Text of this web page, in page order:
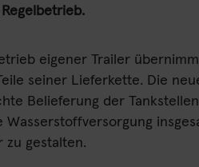
eigener Trailer
seiner Lieferkette. Die
Belieferung der
Wasserstoffversorgung
zu gestalten.